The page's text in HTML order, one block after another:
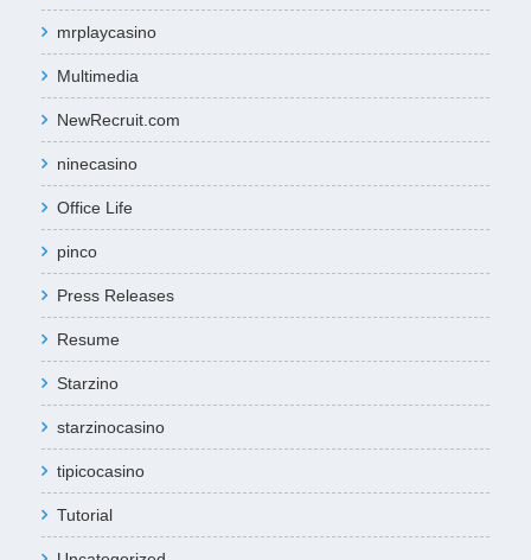
mrplaycasino
Multimedia
NewRecruit.com
ninecasino
Office Life
pinco
Press Releases
Resume
Starzino
starzinocasino
tipicocasino
Tutorial